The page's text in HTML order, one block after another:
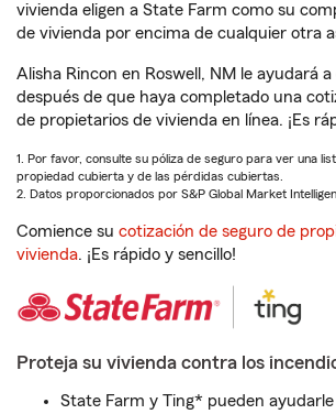
vivienda eligen a State Farm como su
de vivienda por encima de cualquier otra
Alisha Rincon en Roswell, NM le ayudará
después de que haya completado una
de propietarios de vivienda en línea. ¡Es
1. Por favor, consulte su póliza de seguro para ver una
propiedad cubierta y de las pérdidas cubiertas.
2. Datos proporcionados por S&P Global Market
Comience su cotización de seguro de
vivienda. ¡Es rápido y sencillo!
Proteja su vivienda contra los
State Farm y Ting* pueden